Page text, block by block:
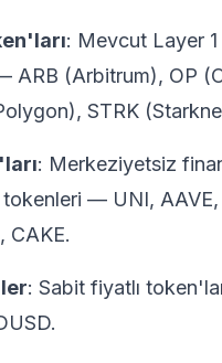
: Mevcut Layer
ARB (Arbitrum), OP
STRK
: Merkeziyetsiz
— UNI, AAVE,
CAKE.
: Sabit fiyatlı